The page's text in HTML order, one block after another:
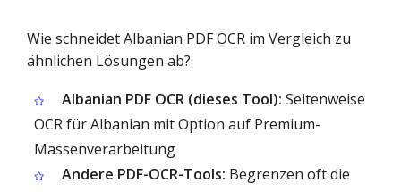
Wie schneidet Albanian PDF OCR im Vergleich zu
ähnlichen Lösungen ab?
Albanian PDF OCR (dieses Tool): Seitenweise
OCR für Albanian mit Option auf Premium-
Massenverarbeitung
Andere PDF-OCR-Tools: Begrenzen oft die